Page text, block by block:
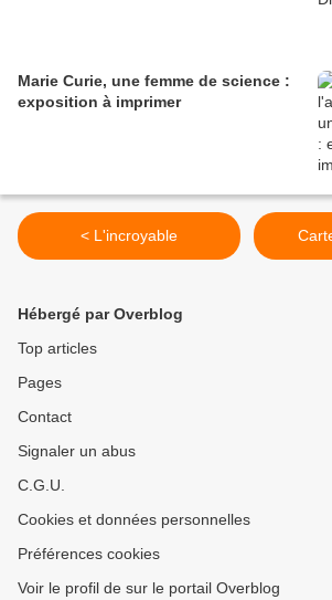
Marie Curie, une femme de science :
exposition à imprimer
< L'incroyable
Hébergé par Overblog
Top articles
Pages
Contact
Signaler un abus
C.G.U.
Cookies et données personnelles
Préférences cookies
Voir le profil de sur le portail Overblog